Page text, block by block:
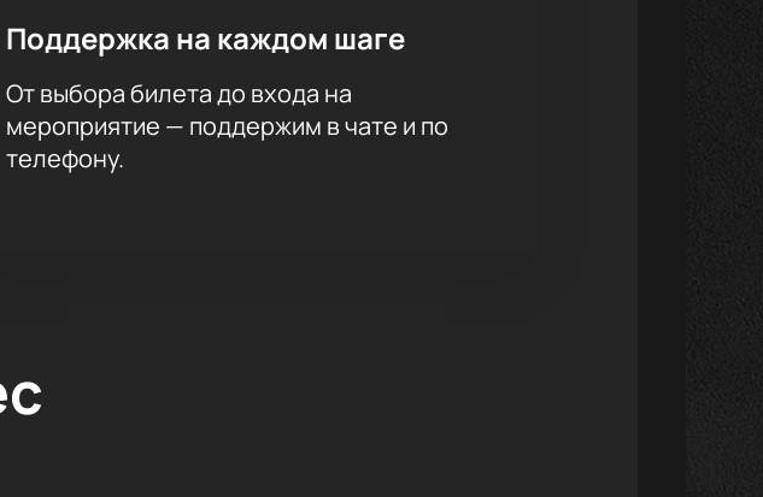
Поддержка на каждом шаге
От выбора билета до входа на
мероприятие — поддержим в чате и по
телефону.